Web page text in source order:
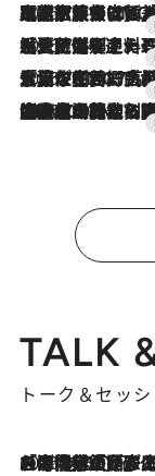
2026.7.31
【ホテル帰省】という選択肢をOMOが提案。家族とほどよい距離を保つには「昼は実家、夜は気兼ねなくホテル
2026.7.24
【夏限定ディナーコース】旬を迎える稚鮎や花ズッキーニなどをイタリア・トスカーナの郷土料理の手法で満喫！
2026.7.17
「土佐和ハーブかき氷」がOMO7高知に登場！生姜、山椒、大葉など目にも舌にも
2026.7.10
NEW OPEN！【界 草津】名湯の地に誕生。趣の異なる2種の温泉と上州ならではの会席・蕎麦割烹など美食を味わう究極の癒やし旅
TALK
トーク＆セッ
2026.8.3
「今後値上げがあるとすれば…」「リスクがあるのは今年の冬」エネルギー専門家が語る、ホルムズ海峡封鎖が家庭にもたらす“ある心配”